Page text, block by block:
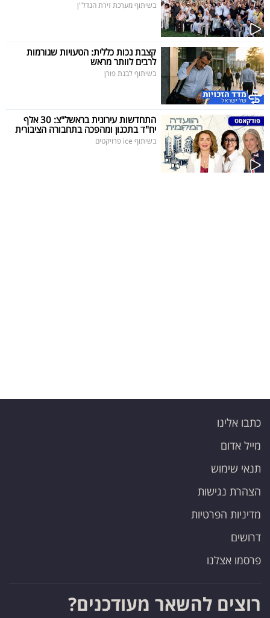
בשיתוף מערכת זירת הנדל"ן
קצבת נכות כללית: הטעויות שגורמות
לרבים לוותר מראש
בשיתוף לבנת פורן
התחדשות עירונית בראשל"צ: 30 אלף
יח"ד בתכנון ומהפכה בתחבורה הציבורית
בשיתוף ice פרויקטים
כתבו אלינו
מייל אדום
תנאי שימוש
הצהרת נגישות
מדיניות הפרטיות
דרושים
פרסמו אצלנו
רוצים להשאר מעודכנים?